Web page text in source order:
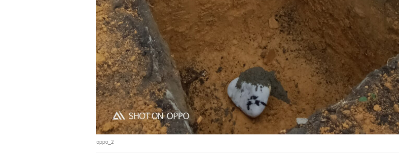
oppo_2